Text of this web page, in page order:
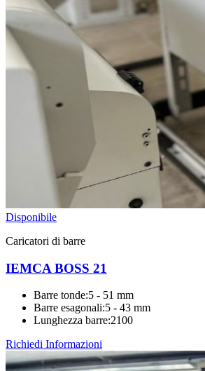
Disponibile
Caricatori di barre
IEMCA BOSS 21
Barre tonde:5 - 51 mm
Barre esagonali:5 - 43 mm
Lunghezza barre:2100
Richiedi Informazioni